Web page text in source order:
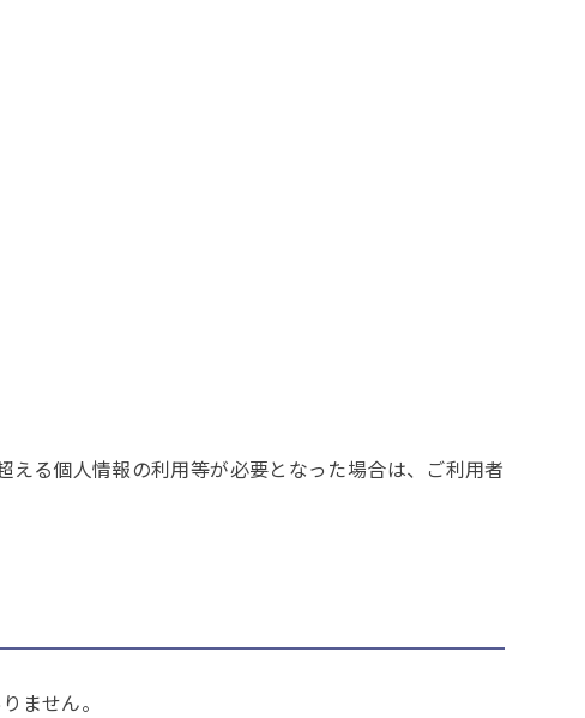
る個人情報の利用等が必要となった場合は、ご利用者
ません。